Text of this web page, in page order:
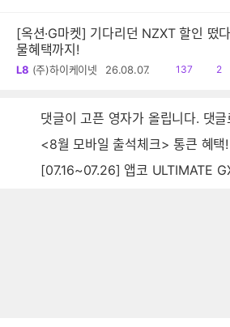
[옥션·G마켓] 기다리던 NZXT 할인 떴
물혜택까지!
L8 (주)하이케이넷 26.08.07.
읽
137
공
2
댓글이 고픈 영자가 올립니다. 댓
<8월 모바일 출석체크> 통큰 혜택
[07.16~07.26] 앱코 ULTIMATE GX850 80PLUS